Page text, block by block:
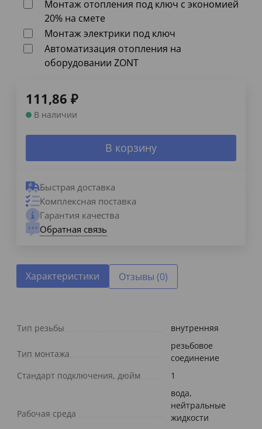
Монтаж отопления под ключ с экономией
20% на смете
Монтаж электрики под ключ
Автоматизация отопления на
оборудовании ZONT
111,86 ₽
В наличии
В корзину
Быстрая доставка
Комплексная поставка
Гарантия качества
Обратная связь
Характеристики Отзывы (0)
Тип резьбы внутренняя
Тип монтажа
резьбовое
соединение
Стандарт подключения, дюйм
1
Рабочая среда
вода,
нейтральные
жидкости